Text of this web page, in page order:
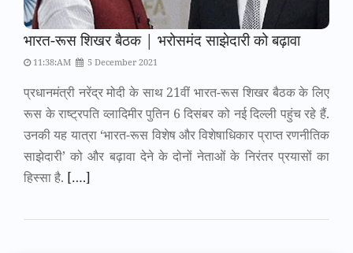
भारत-रूस शिखर बैठक | भरोसमंद साझेदारी को बढ़ावा
11:38:AM 5 December 2021
प्रधानमंत्री नरेंद्र मोदी के साथ 21वीं भारत-रूस शिखर बैठक के लिए
रूस के राष्ट्रपति व्लादिमीर पुतिन 6 दिसंबर को नई दिल्ली पहुंच रहे हैं.
उनकी यह यात्रा ‘भारत-रूस विशेष और विशेषाधिकार प्राप्त रणनीतिक
साझेदारी’ को और बढ़ावा देने के दोनों नेताओं के निरंतर प्रयासों का
हिस्सा है. [….]